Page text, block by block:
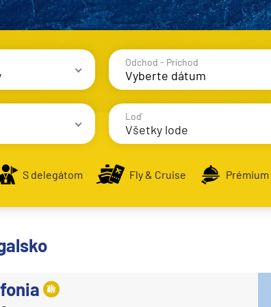
Odchod - Príchod
Loď
Všetky lode
S delegátom Fly & Cruise Prémium
11